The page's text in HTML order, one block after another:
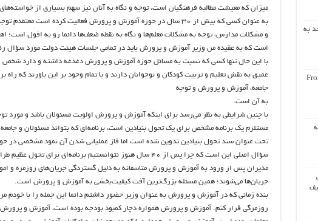
میزان که معیشت مطالبه فرهنگیان است، توجه و نگاه به آنان نیز سهم بسیاری از
به عنوان کسی که بیش از ۳۰ سال در حوزه آموزش و پرورش فعالیت کرده است
و مشکلات مدارس، توجه به مشکلات معلم‌ها و نگاه به نقطه ضعف‌ها دائما رو به افول است؛
است که به عقیده من وزیر آموزش و پرورش باید در تمامی جلسات هیئت دولت مورد سؤال
با این حال تنها کسی که نسبت به مسائل حوزه آموزش و پرورش دغدغه داشته و دارد شخص
عمیق به نقش تعلیم و تربیت کودکان و نوجوانان دارند و با تمام وجود بر این باورند که
جامعه، آموزش و پرورش و توجه
به آن است.
با چنین شرایطی به نظر می‌رسد برای اینکه آموزش و پرورش اولویت مسئولان باشد و مورد
مستلزم یک برنامه مشخص برای یک تحول بنیادین است، برنامه‌ای که بتواند مسئولان و جامعه
تحت عنوان سند تحول بنیادین تدوین شده است اما فاز عملیاتی شدن آن نمود مشخصی در
سؤال اصلی این است که چرا پس از ۴۰ سال هنوز نتوانستیم برنامه‌ای برای تحول عظیم طراحی کنیم؟
مدیران پس از ورود به آموزش و پرورش متاسفانه به دلیل گستردگی جریان‌های روزمره و
جریان‌ها می‌شوند؛ همین مسئله بزرگ‌ترین آفت کیفیت‌بخشی به آموزش و پرورش است.
بنده زمانی که در آموزش و پرورش به عنوان وزیر حضور داشتم دائما این جمله را با خودم
روزمرگی فرار کنم. آموزش و پرورش همواره دچار کمبود بودجه بوده است، آموزش و
به